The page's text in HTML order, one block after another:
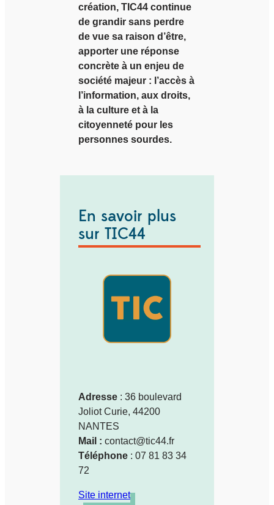
création, TIC44 continue
de grandir sans perdre
de vue sa raison d’être,
apporter une réponse
concrète à un enjeu de
société majeur : l’accès à
l’information, aux droits,
à la culture et à la
citoyenneté pour les
personnes sourdes.
En savoir plus
sur TIC44
Adresse : 36 boulevard
Joliot Curie, 44200
NANTES
Mail : contact@tic44.fr
Téléphone : 07 81 83 34
72
Site internet